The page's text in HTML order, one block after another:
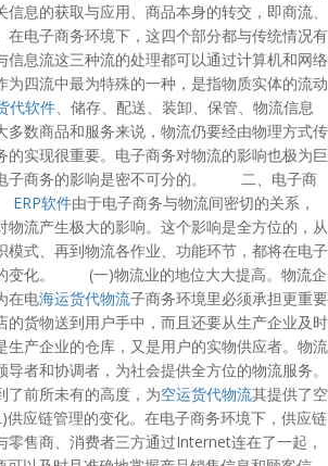
息的获取与应用、商品本身的转交，即商流、
在电子商务环境下，这四个部分都与传统情况有
信息流这三种流的处理都可以通过计算机和网络
为四流中最为特殊的一种，是指物质实体的流动
代软件、储存、配送、装卸、保管、物流信息
多数商品和服务来说，物流仍要经由物理方式传
的实现很重要。电子商务对物流的影响也极为巨
子商务的影响是密不可分的。 二、电子商
ERP软件由于电子商务与物流间密切的关系，
物流产生极大的影响。这个影响是全方位的，从
模式、再到物流各作业、功能环节，都将在电子
变化。 (一)物流业的地位大大提高。物流企
在电海运货代物流子商务环境里必须承担更重要
的货物送到用户手中，而且还要从生产企业及时
生产企业的仓库，又是用户的实物供应者。物流
者和协调者，为社会提供全方位的物流服务。
了前所未有的高度，为空运货代物流其提供了空
链管理的变化。在电子商务环境下，供应链
零售商、消费者三方通过Internet连在了一起，